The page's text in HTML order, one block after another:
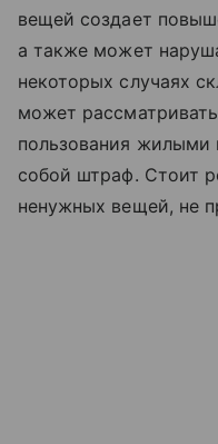
вещей создает
а также может
некоторых случаях
может
пользования жилыми
собой штраф. Стоит
ненужных вещей, не